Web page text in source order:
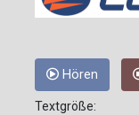
Hören
Textgröße: